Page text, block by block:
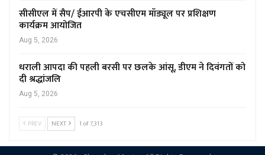
सीसीएल में सैप/ ईआरपी के एचसीएम मॉड्यूल पर प्रशिक्षण
कार्यक्रम आयोजित
Aug 5, 2026
धराली आपदा की पहली बरसी पर छलके आंसू, डीएम ने दिवंगतों को
दी श्रद्धांजलि
Aug 5, 2026
PREV NEXT 1 of 7,313